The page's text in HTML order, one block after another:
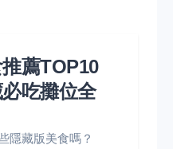
薦TOP10
必吃攤位全
隱藏版美食嗎？